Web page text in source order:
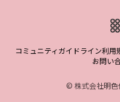
コミュニティガイドライン利用
お問い
© 株式会社明色